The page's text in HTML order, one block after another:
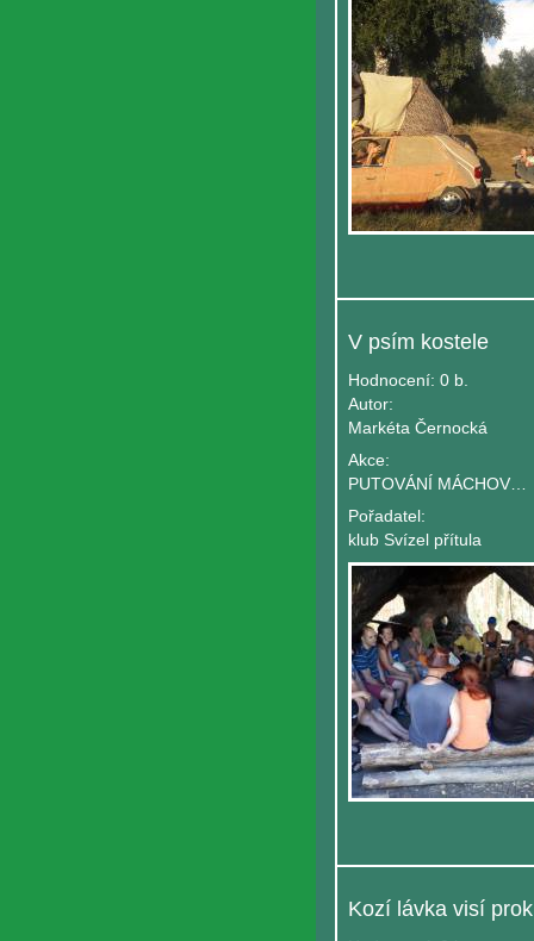
V psím kostele
Hodnocení: 0 b.
Autor:
Markéta Černocká
Akce:
PUTOVÁNÍ MÁCHOVÝM KRAJEM
Pořadatel:
klub Svízel přítula